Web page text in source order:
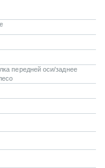
передней оси/заднее